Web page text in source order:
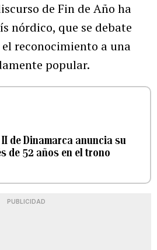
de Fin de Año ha
nórdico, que se debate
reconocimiento a una
popular.
de Dinamarca anuncia su
de 52 años en el trono
PUBLICIDAD